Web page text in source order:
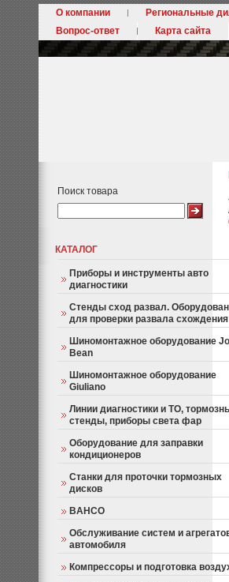
О компании Региональные
Вопрос-ответ
Карта сайта
Поиск товара
КАТАЛОГ
Приборы и инструменты авто
диагностики
Стенды сход развал.
для проверки развала схождения
Шиномонтажное оборудование
Bean
Шиномонтажное оборудование
Giuliano
Линии диагностики и ТО,
стенды, приборы света фар
Оборудование для заправки
кондиционеров
Станки для проточки тормозных
дисков
BAHCO
Обслуживание систем и
автомобиля
Компрессоры и подготовка